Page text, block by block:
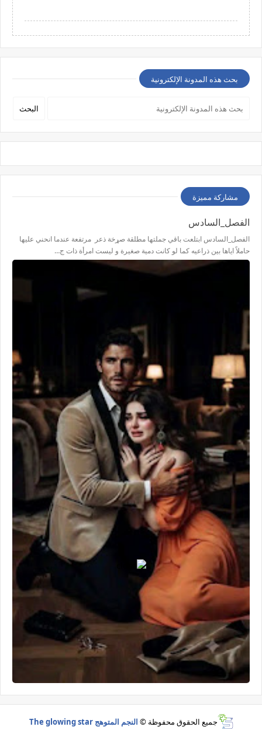
بحث هذه المدونة الإلكترونية
مشاركة مميزة
الفصل_السادس
الفصل_السادس ابتلعت باقي جملتها مطلقة صړخة ذعر مرتفعة عندما انحني عليها
حاملاً اياها بين ذراعيه كما لو كانت دمية صغيرة و ليست امرأة ذات ج…
جميع الحقوق محفوظة © النجم المتوهج The glowing star